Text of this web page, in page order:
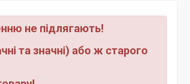
не підлягають!
та значні) або ж старого